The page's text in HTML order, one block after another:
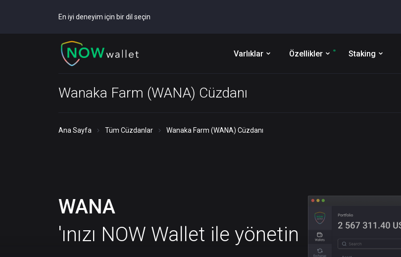
En iyi deneyim için bir dil seçin
Varlıklar Özellikler Staking
Wanaka Farm (WANA) Cüzdanı
Ana Sayfa Tüm Cüzdanlar Wanaka Farm (WANA) Cüzdanı
WANA
'ınızı NOW Wallet ile yönetin